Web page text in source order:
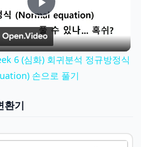
P
l
a
V
6 (심화) 회귀분석 정규방정식
손으로 풀기
환기